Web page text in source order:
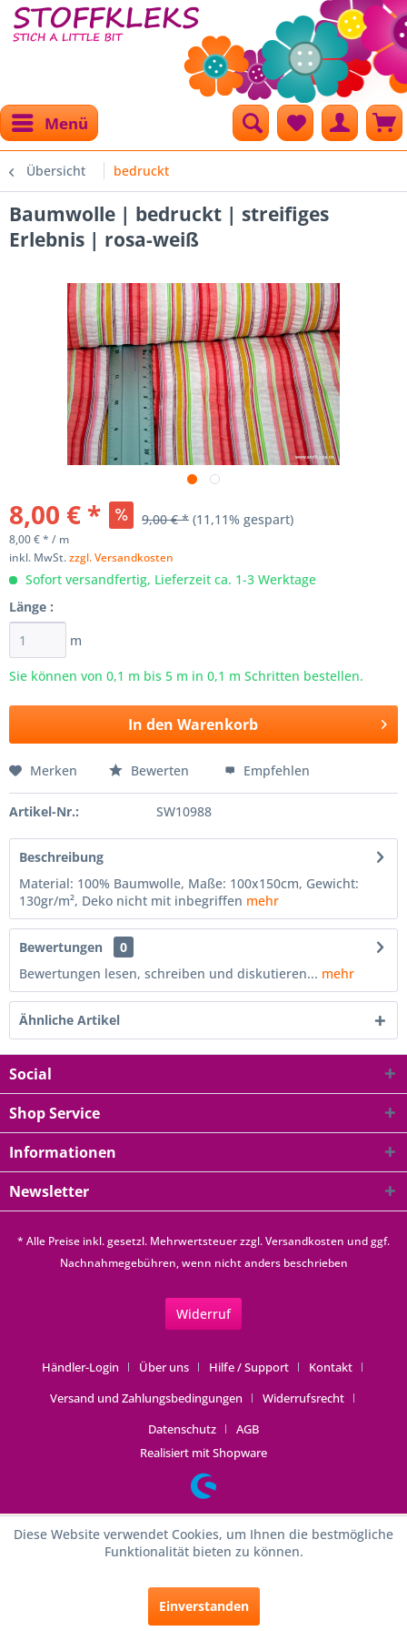
Menü
Übersicht bedruckt
Baumwolle | bedruckt | streifiges
Erlebnis | rosa-weiß
8,00 € * 9,00 € * (11,11% gespart)
8,00 € * / m
inkl. MwSt.zzgl. Versandkosten
Sofort versandfertig, Lieferzeit ca. 1-3 Werktage
Länge :
m
Sie können von 0,1 m bis 5 m in 0,1 m Schritten bestellen.
In den Warenkorb
Merken Bewerten Empfehlen
Artikel-Nr.: SW10988
Beschreibung
Material: 100% Baumwolle, Maße: 100x150cm, Gewicht:
130gr/m², Deko nicht mit inbegriffen mehr
Bewertungen
0
Bewertungen lesen, schreiben und diskutieren... mehr
Ähnliche Artikel
Social
Shop Service
Informationen
Newsletter
* Alle Preise inkl. gesetzl. Mehrwertsteuer zzgl.Versandkosten und ggf.
Nachnahmegebühren, wenn nicht anders beschrieben
Widerruf
Händler-Login Über uns Hilfe / Support
Kontakt
Versand und Zahlungsbedingungen
Widerrufsrecht
Datenschutz
AGB
Realisiert mit Shopware
Diese Website verwendet Cookies, um Ihnen die bestmögliche
Funktionalität bieten zu können.
Einverstanden